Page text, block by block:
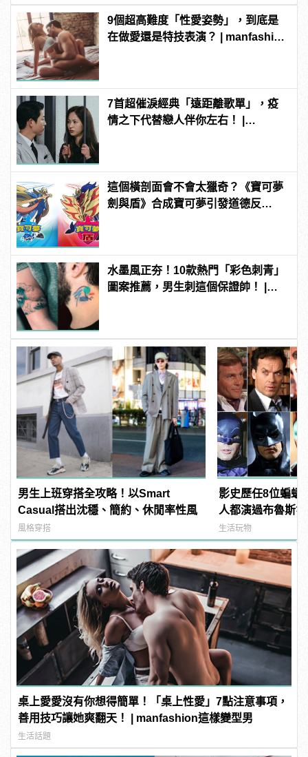
9個超高難度「性愛姿勢」，到底是
在做愛還是特技表演？ | manfashion
7首超催淚經典「遠距離歌單」，疫
情之下代替戀人伴你左右！ |
這個橫剖面會不會太獵奇？《寶可夢
劍與盾》合成寶可夢引發道德反
水墨風正夯！10款熱門「彩色刺青」
圖案推薦，男生刺這個保證帥！ |
男生上班穿搭全攻略！以Smart
Casual搭出沈穩、簡約、休閒率性風
風格穿搭
影史歷任8位蝙蝠
人都演過布魯斯
生活玩物
桌上愛愛沒有你想得簡單！「桌上性愛」7點注意事項，
善用技巧讓她爽翻天！ | manfashion這樣變型男
生活話題